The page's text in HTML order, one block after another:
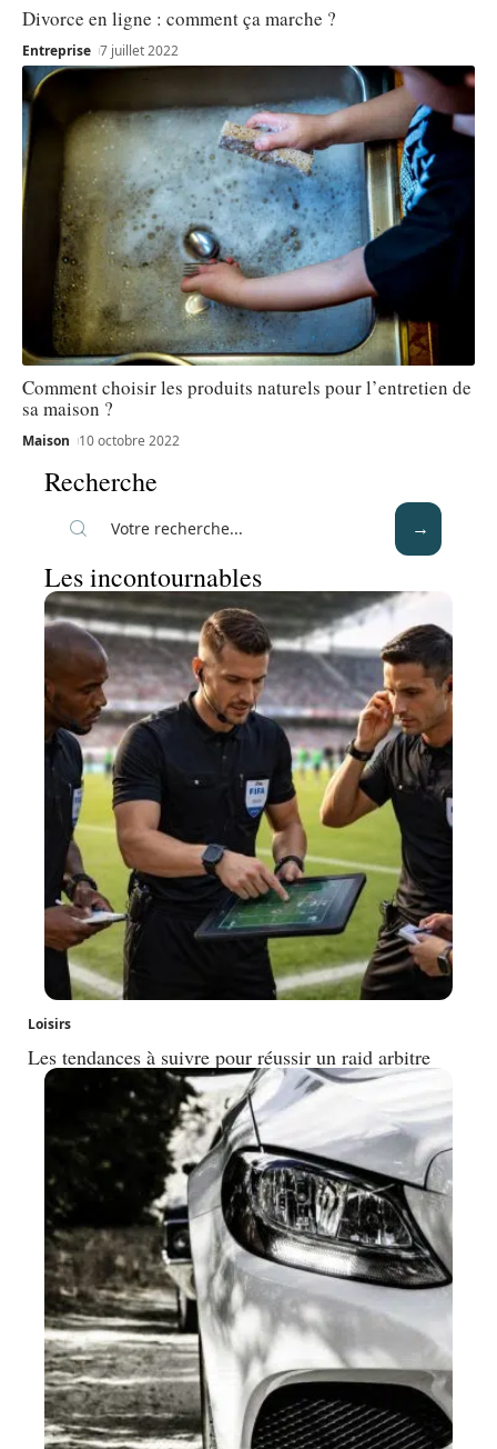
Divorce en ligne : comment ça marche ?
Entreprise 7 juillet 2022
Comment choisir les produits naturels pour l’entretien de
sa maison ?
Maison 10 octobre 2022
Recherche
Les incontournables
Loisirs
Les tendances à suivre pour réussir un raid arbitre